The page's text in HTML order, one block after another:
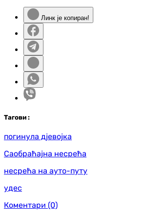
Линк је копиран!
Тагови :
погинула дјевојка
Саобраћајна несрећа
несрећа на ауто-путу
удес
Коментари (0)